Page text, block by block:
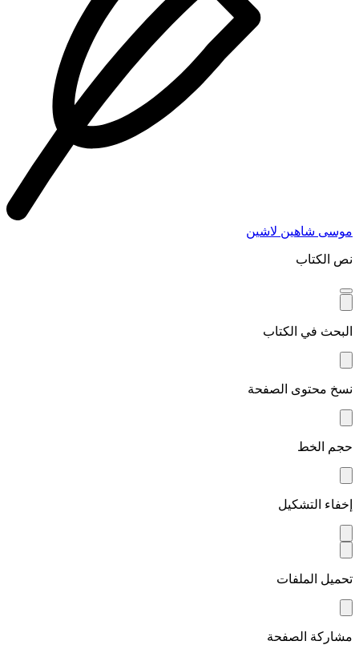
موسى شاهين لاشين
نص الكتاب
البحث في الكتاب
نسخ محتوى الصفحة
حجم الخط
إخفاء التشكيل
تحميل الملفات
مشاركة الصفحة